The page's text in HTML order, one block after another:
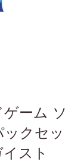
ゲーム ソ
クセッ
スト